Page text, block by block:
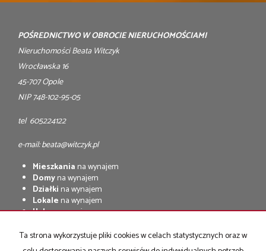
POŚREDNICTWO W OBROCIE NIERUCHOMOŚCIAMI
Nieruchomości Beata Witczyk
Wrocławska 16
45-707 Opole
NIP 748-102-95-05
tel 605224122
e-mail: beata@witczyk.pl
Mieszkania na wynajem
Domyna wynajem
Działki na wynajem
Lokale na wynajem
Halena wynajem
Mieszkania
na sprzedaż
Ta strona wykorzystuje pliki cookies w celach statystycznych oraz w